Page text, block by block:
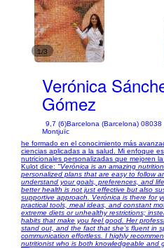
1/3
Verónica
Gómez
9,7 (6)Barcelona (Barcelona) 08038
Montjuïc
he formado en el conocimiento más
ciencias aplicadas a la salud. Mi enfoque
nutricionales personalizadas que mejoren
Kulot dice: "Verónica is an amazing
personalized plans that are easy to follow
understand your goals, preferences, and
better health is not just effective but also
supportive approach. Verónica is there for
practical tools, meal ideas, and constant
extreme diets or unhealthy restrictions;
habits that make you feel good. Her
stand out, and the fact that she’s fluent in
communication effortless. I highly
nutritionist who is both knowledgeable and